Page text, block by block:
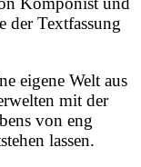
der Textfassung
eigene Welt aus
mit der
von eng
lassen.